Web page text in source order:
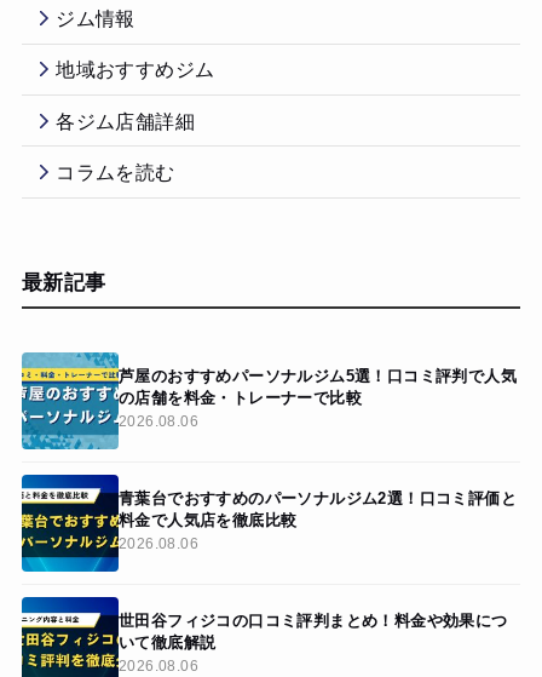
ジム情報
地域おすすめジム
各ジム店舗詳細
コラムを読む
最新記事
芦屋のおすすめパーソナルジム5選！口コミ評判で人気
の店舗を料金・トレーナーで比較
2026.08.06
青葉台でおすすめのパーソナルジム2選！口コミ評価と
料金で人気店を徹底比較
2026.08.06
世田谷フィジコの口コミ評判まとめ！料金や効果につ
いて徹底解説
2026.08.06